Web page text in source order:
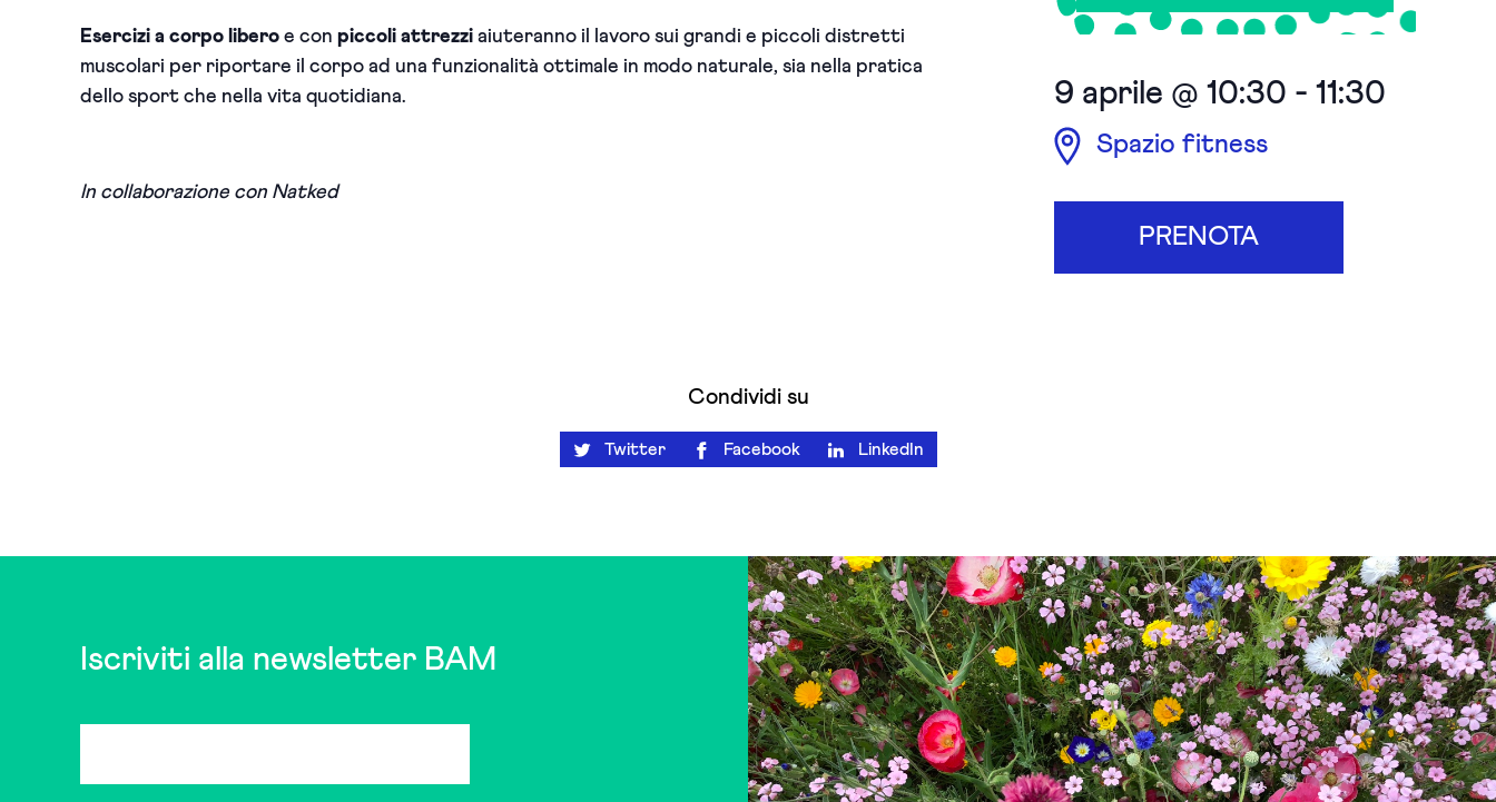
Esercizi a corpo libero e con piccoli attrezzi aiuteranno il lavoro sui grandi e piccoli distretti
muscolari per riportare il corpo ad una funzionalità ottimale in modo naturale, sia nella pratica
dello sport che nella vita quotidiana.
In collaborazione con Natked
9 aprile @ 10:30 - 11:30
Spazio fitness
PRENOTA
Condividi su
Twitter Facebook LinkedIn
Iscriviti alla newsletter BAM